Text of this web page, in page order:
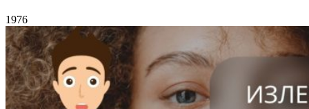
1976